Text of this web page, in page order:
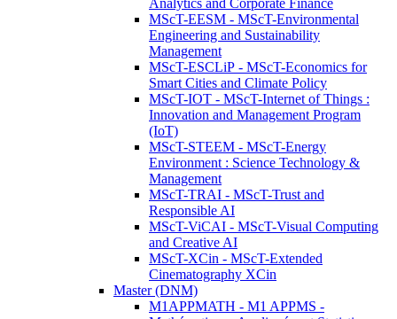
Analytics and Corporate Finance
MScT-EESM - MScT-Environmental
Engineering and Sustainability
Management
MScT-ESCLiP - MScT-Economics for
Smart Cities and Climate Policy
MScT-IOT - MScT-Internet of Things :
Innovation and Management Program
(IoT)
MScT-STEEM - MScT-Energy
Environment : Science Technology &
Management
MScT-TRAI - MScT-Trust and
Responsible AI
MScT-ViCAI - MScT-Visual Computing
and Creative AI
MScT-XCin - MScT-Extended
Cinematography XCin
Master (DNM)
M1APPMATH - M1 APPMS -